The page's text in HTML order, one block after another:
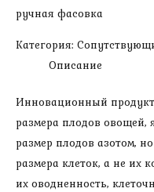
ручная фасовка
Категория:
Описание
Инновационный
размера плодов
размер плодов азотом,
размера клеток, а не их
их оводненность,